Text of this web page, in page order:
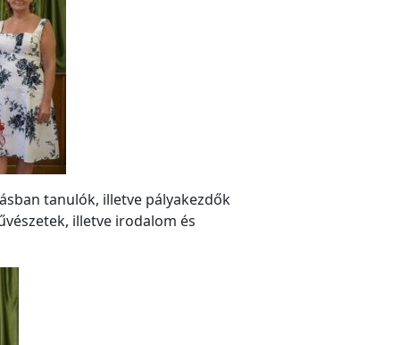
tanulók, illetve pályakezdők
illetve irodalom és